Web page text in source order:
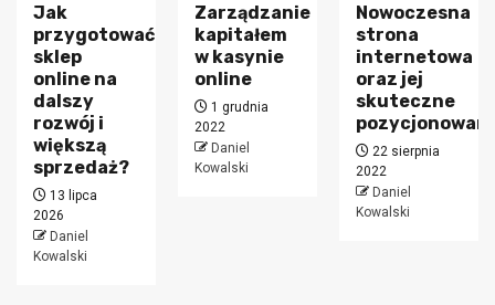
Jak
przygotować
sklep
online na
dalszy
rozwój i
większą
sprzedaż?
13 lipca
2026
Daniel
Kowalski
Zarządzanie
kapitałem
w kasynie
online
1 grudnia
2022
Daniel
Kowalski
Nowoczesna
strona
internetowa
oraz jej
skuteczne
22 sierpnia
2022
Daniel
Kowalski